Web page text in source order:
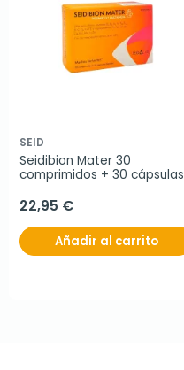
SEID
Seidibion Mater 30
comprimidos + 30 cápsulas
22,95 €
Añadir al carrito